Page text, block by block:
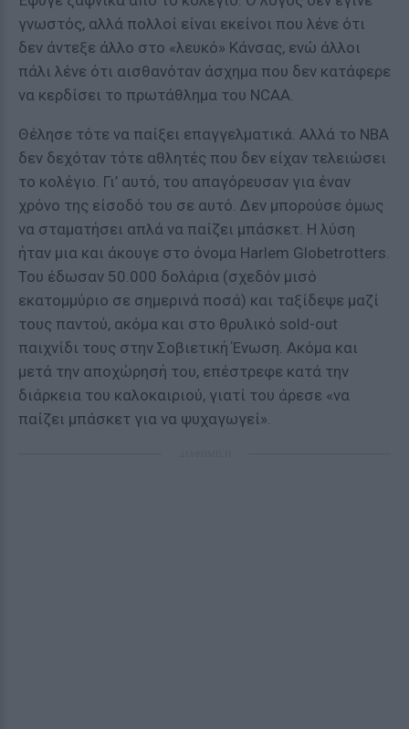
γνωστός, αλλά πολλοί είναι εκείνοι που λένε ότι
δεν άντεξε άλλο στο «λευκό» Κάνσας, ενώ άλλοι
πάλι λένε ότι αισθανόταν άσχημα που δεν κατάφερε
να κερδίσει το πρωτάθλημα του NCAA.
Θέλησε τότε να παίξει επαγγελματικά. Αλλά το NBA
δεν δεχόταν τότε αθλητές που δεν είχαν τελειώσει
το κολέγιο. Γι’ αυτό, του απαγόρευσαν για έναν
χρόνο της είσοδό του σε αυτό. Δεν μπορούσε όμως
να σταματήσει απλά να παίζει μπάσκετ. Η λύση
ήταν μια και άκουγε στο όνομα Harlem Globetrotters.
Του έδωσαν 50.000 δολάρια (σχεδόν μισό
εκατομμύριο σε σημερινά ποσά) και ταξίδεψε μαζί
τους παντού, ακόμα και στο θρυλικό sold-out
παιχνίδι τους στην Σοβιετική Ένωση. Ακόμα και
μετά την αποχώρησή του, επέστρεφε κατά την
διάρκεια του καλοκαιριού, γιατί του άρεσε «να
παίζει μπάσκετ για να ψυχαγωγεί».